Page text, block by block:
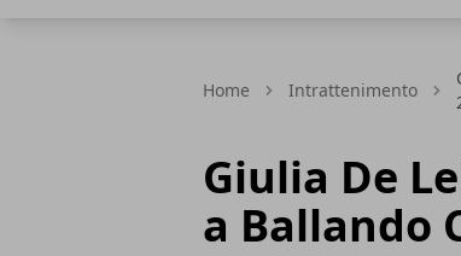
Home Intrattenimento
Giulia De
a Ballando